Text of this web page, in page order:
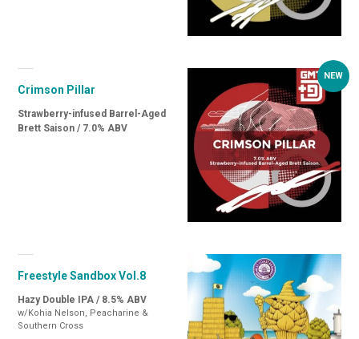
Crimson Pillar
Strawberry-infused Barrel-Aged
Brett Saison / 7.0% ABV
Freestyle Sandbox Vol.8
Hazy Double IPA / 8.5% ABV
w/Kohia Nelson, Peacharine &
Southern Cross